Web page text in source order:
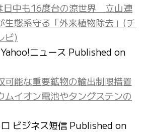
中も16度台の涼世界 立山連
生態系守る「外来植物除去」(チ
ビ)
ニュース Published on
可能な重要鉱物の輸出制限措置
ムイオン電池やタングステンの
ビジネス短信 Published on